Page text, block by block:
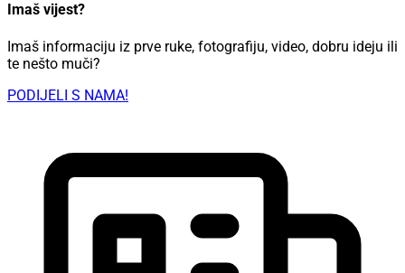
Imaš vijest?
Imaš informaciju iz prve ruke, fotografiju, video, dobru ideju ili
te nešto muči?
PODIJELI S NAMA!